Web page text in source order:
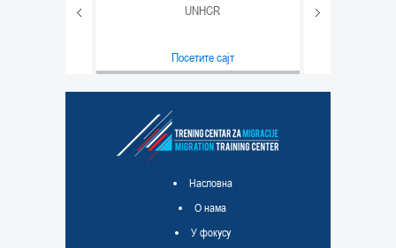
UNHCR
Посетите сајт
Насловна
О нама
У фокусу